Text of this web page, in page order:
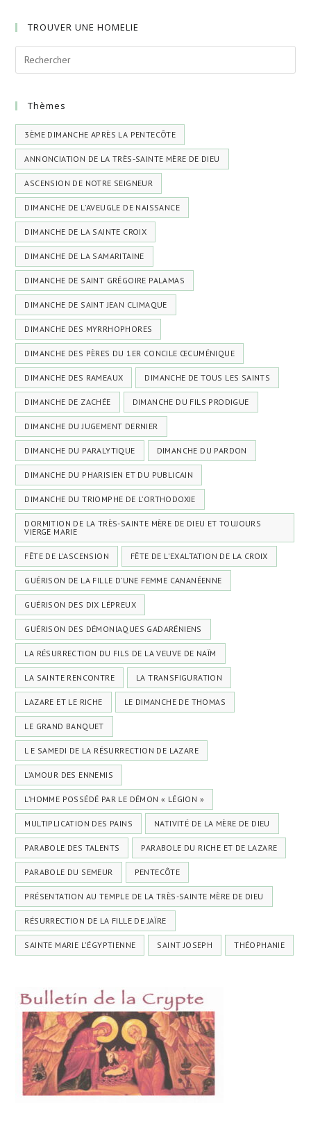
De
Très-
Marie
TROUVER UNE HOMELIE
Thèmes
3ÈME DIMANCHE APRÈS LA PENTECÔTE
ANNONCIATION DE LA TRÈS-SAINTE MÈRE DE DIEU
ASCENSION DE NOTRE SEIGNEUR
DIMANCHE DE L'AVEUGLE DE NAISSANCE
DIMANCHE DE LA SAINTE CROIX
DIMANCHE DE LA SAMARITAINE
DIMANCHE DE SAINT GRÉGOIRE PALAMAS
DIMANCHE DE SAINT JEAN CLIMAQUE
DIMANCHE DES MYRRHOPHORES
DIMANCHE DES PÈRES DU 1ER CONCILE ŒCUMÉNIQUE
DIMANCHE DES RAMEAUX DIMANCHE DE TOUS LES SAINTS
DIMANCHE DE ZACHÉE DIMANCHE DU FILS PRODIGUE
DIMANCHE DU JUGEMENT DERNIER
DIMANCHE DU PARALYTIQUE DIMANCHE DU PARDON
DIMANCHE DU PHARISIEN ET DU PUBLICAIN
DIMANCHE DU TRIOMPHE DE L’ORTHODOXIE
DORMITION DE LA TRÈS-SAINTE MÈRE DE DIEU ET TOUJOURS
VIERGE MARIE
FÊTE DE L'ASCENSION FÊTE DE L'EXALTATION DE LA CROIX
GUÉRISON DE LA FILLE D’UNE FEMME CANANÉENNE
GUÉRISON DES DIX LÉPREUX
GUÉRISON DES DÉMONIAQUES GADARÉNIENS
LA RÉSURRECTION DU FILS DE LA VEUVE DE NAÏM
LA SAINTE RENCONTRE LA TRANSFIGURATION
LAZARE ET LE RICHE LE DIMANCHE DE THOMAS
LE GRAND BANQUET
L E SAMEDI DE LA RÉSURRECTION DE LAZARE
L’AMOUR DES ENNEMIS
L’HOMME POSSÉDÉ PAR LE DÉMON « LÉGION »
MULTIPLICATION DES PAINS NATIVITÉ DE LA MÈRE DE DIEU
PARABOLE DES TALENTS PARABOLE DU RICHE ET DE LAZARE
PARABOLE DU SEMEUR PENTECÔTE
PRÉSENTATION AU TEMPLE DE LA TRÈS-SAINTE MÈRE DE DIEU
RÉSURRECTION DE LA FILLE DE JAÏRE
SAINTE MARIE L'ÉGYPTIENNE SAINT JOSEPH THÉOPHANIE